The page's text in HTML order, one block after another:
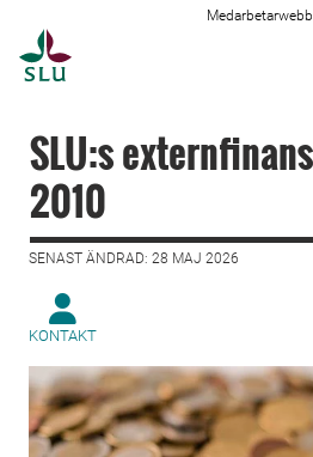
SLU:s
2010
SENAST ÄNDRAD: 28 MAJ 2026
KONTAKT